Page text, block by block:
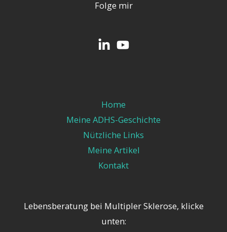
Folge mir
Home
Meine ADHS-Geschichte
Nützliche Links
Meine Artikel
Kontakt
Lebensberatung bei Multipler Sklerose, klicke
unten: